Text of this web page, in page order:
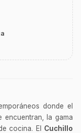
donde el
encuentran, la gama
cocina. El Cuchillo